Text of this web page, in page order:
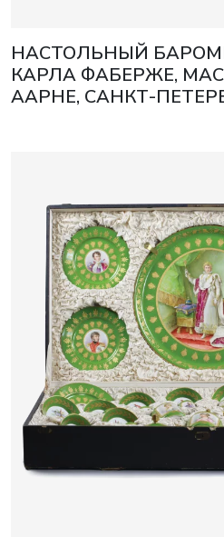
НАСТОЛЬНЫЙ
КАРЛА ФАБЕРЖЕ,
ААРНЕ, САНКТ-